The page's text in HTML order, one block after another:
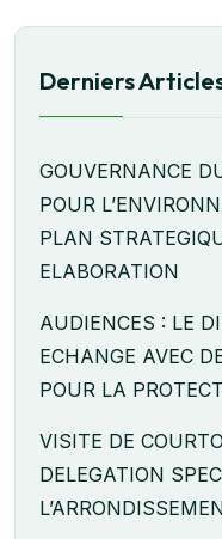
Derniers
GOUVERNANCE
POUR
PLAN
ELABORATION
AUDIENCES : LE
ECHANGE AVEC
POUR LA
VISITE DE
DELEGATION